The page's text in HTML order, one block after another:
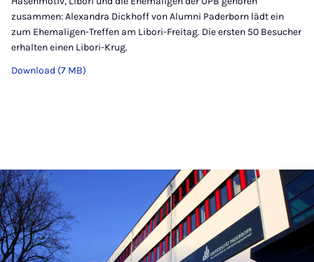
zusammen: Alexandra Dickhoff von Alumni Paderborn lädt ein
zum Ehemaligen-Treffen am Libori-Freitag. Die ersten 50 Besucher
erhalten einen Libori-Krug.
Download (7 MB)